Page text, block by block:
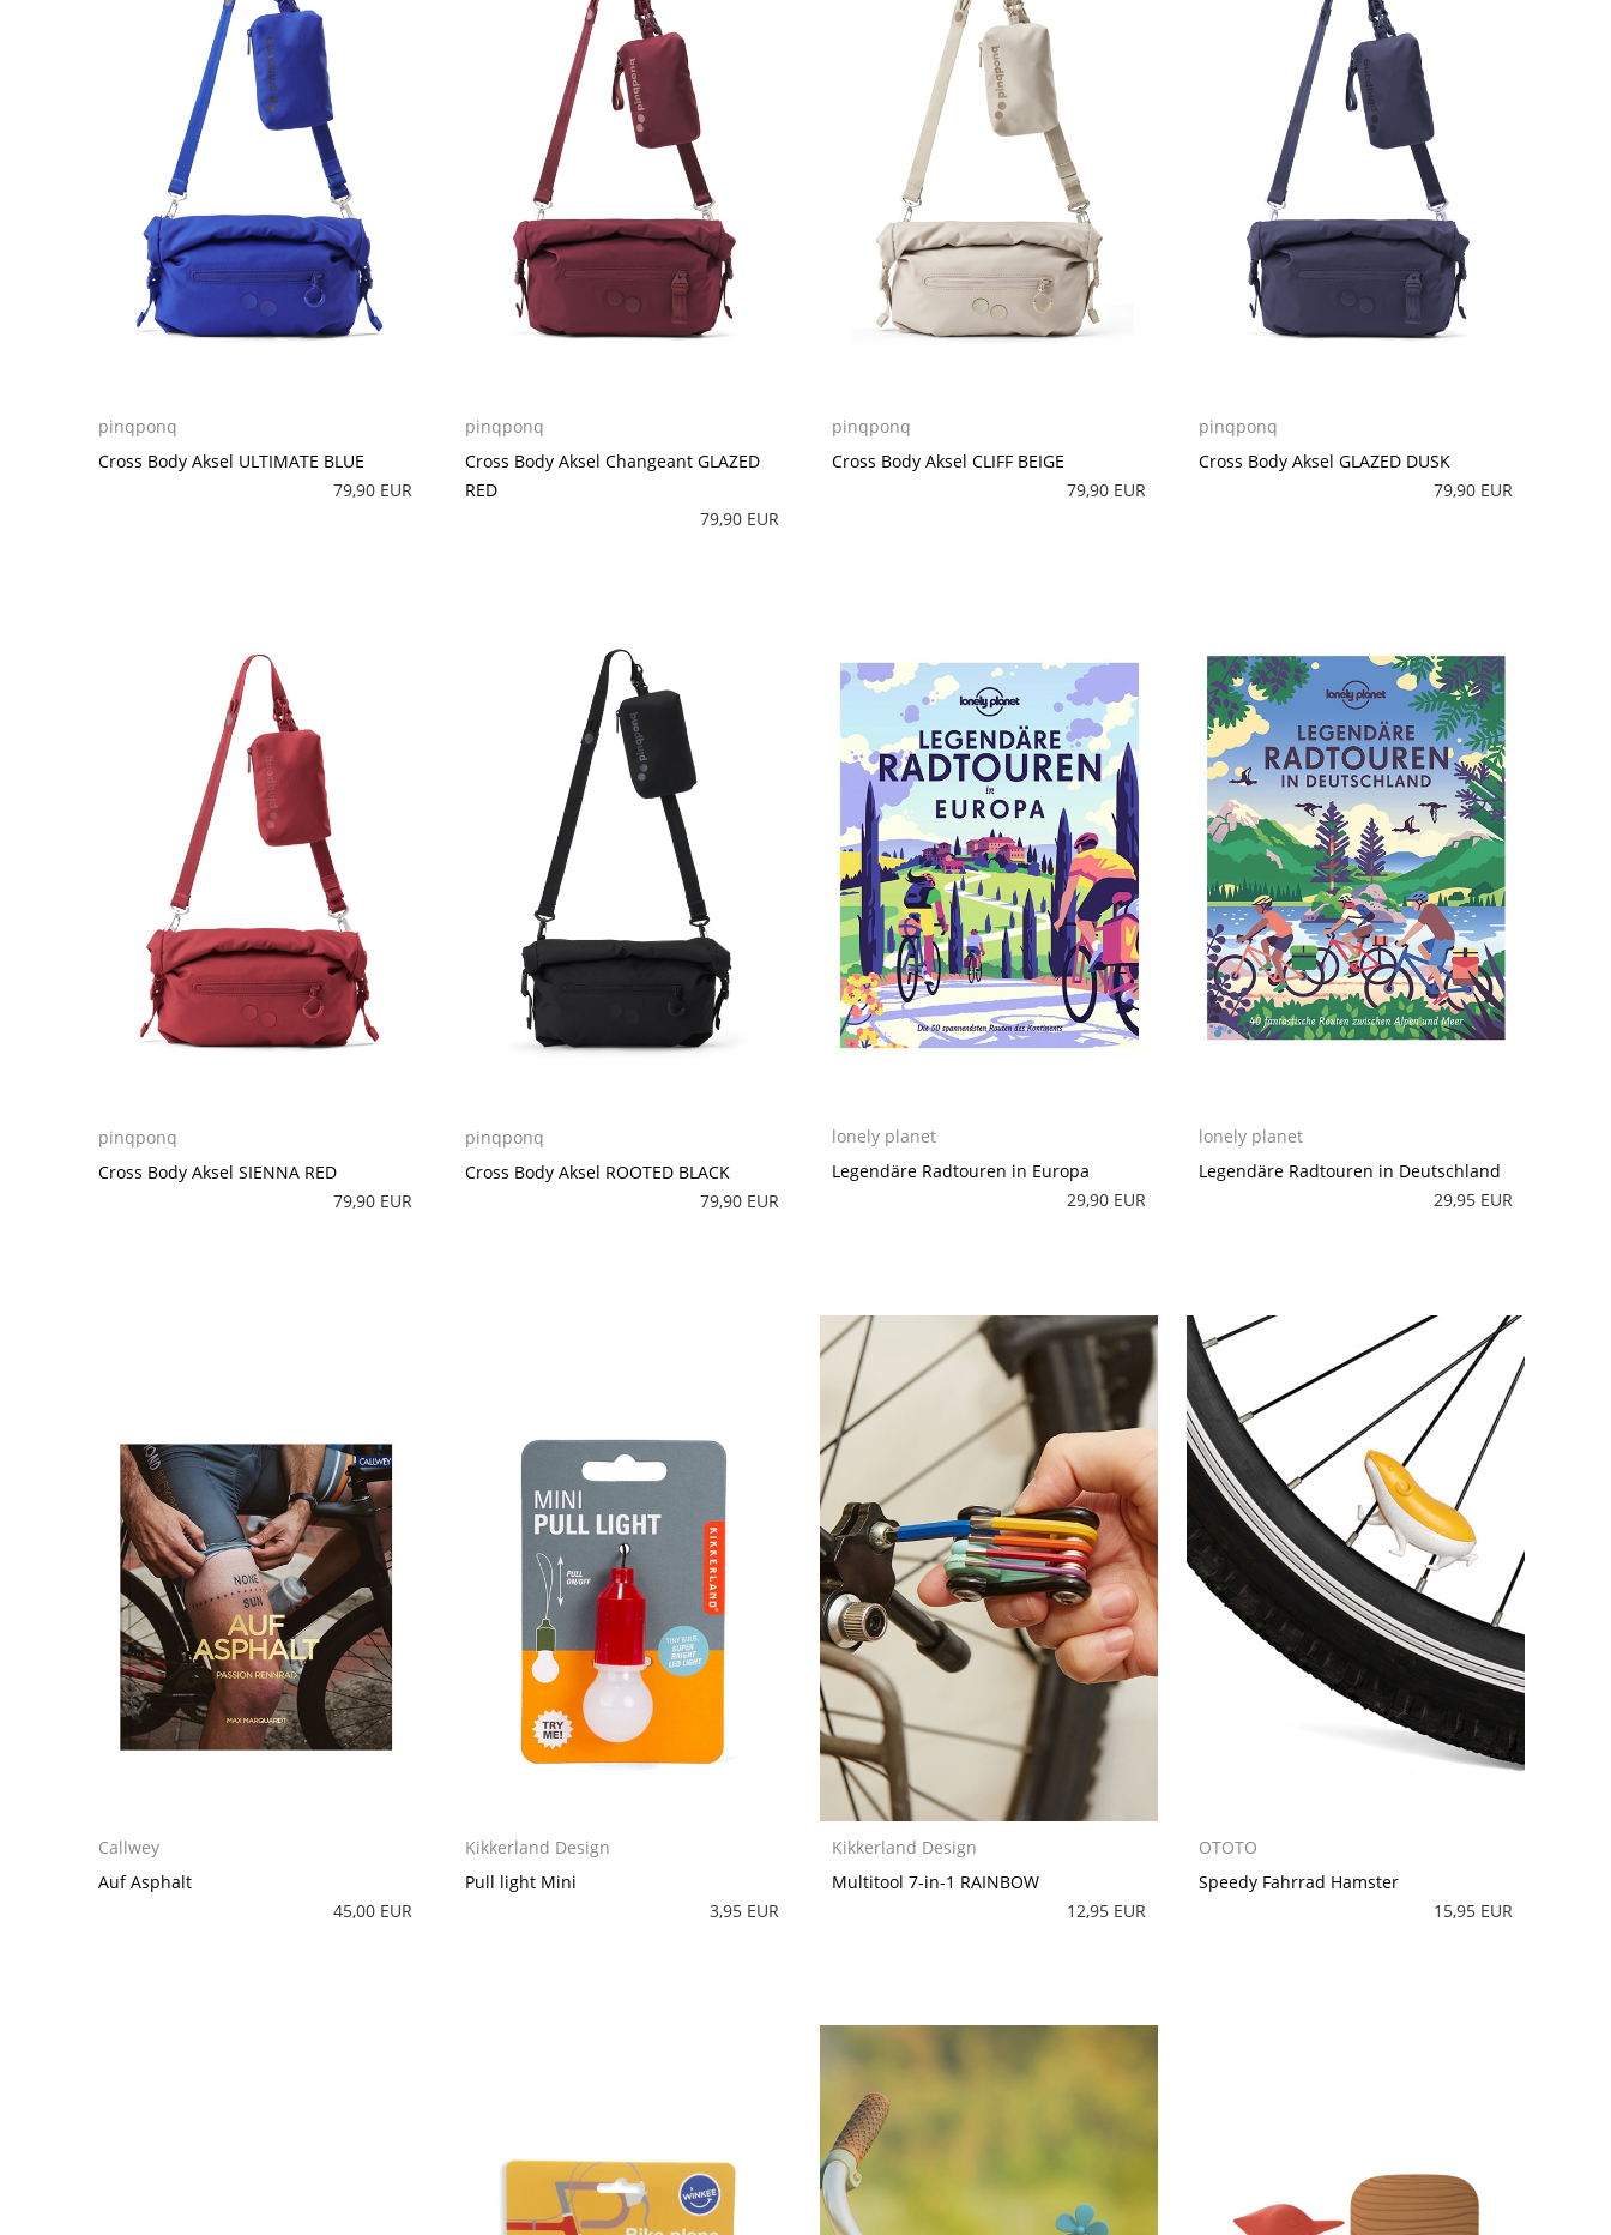
pinqponq
Cross Body Aksel ULTIMATE BLUE
79,90 EUR
pinqponq
Cross Body Aksel Changeant GLAZED
RED
79,90 EUR
pinqponq
Cross Body Aksel CLIFF BEIGE
79,90 EUR
pinqponq
Cross Body Aksel GLAZED DUSK
79,90 EUR
pinqponq
Cross Body Aksel SIENNA RED
79,90 EUR
pinqponq
Cross Body Aksel ROOTED BLACK
79,90 EUR
lonely planet
Legendäre Radtouren in Europa
29,90 EUR
lonely planet
Legendäre Radtouren in Deutschland
29,95 EUR
Callwey
Auf Asphalt
45,00 EUR
Kikkerland Design
Pull light Mini
3,95 EUR
Kikkerland Design
Multitool 7-in-1 RAINBOW
12,95 EUR
OTOTO
Speedy Fahrrad Hamster
15,95 EUR